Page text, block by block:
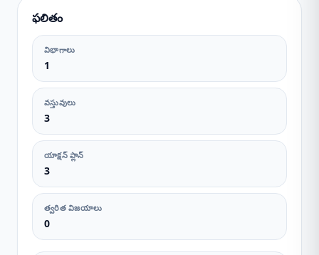
ఫలితం
విభాగాలు
1
వస్తువులు
3
యాక్షన్ ప్లాన్
3
త్వరిత విజయాలు
0